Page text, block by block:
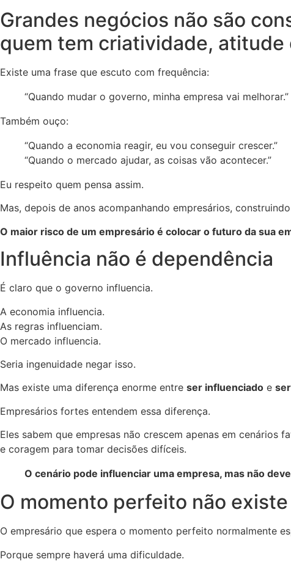
Grandes negócios não são
quem tem criatividade,
Existe uma frase que escuto com frequência:
“Quando mudar o governo, minha empresa vai melhorar.”
Também ouço:
“Quando a economia reagir, eu vou conseguir crescer.”
“Quando o mercado ajudar, as coisas vão acontecer.”
Eu respeito quem pensa assim.
Mas, depois de anos acompanhando empresários,
O maior risco de um empresário é colocar o futuro da sua
Influência não é dependência
É claro que o governo influencia.
A economia influencia.
As regras influenciam.
O mercado influencia.
Seria ingenuidade negar isso.
Mas existe uma diferença enorme entre ser influenciado e
Empresários fortes entendem essa diferença.
Eles sabem que empresas não crescem apenas em
e coragem para tomar decisões difíceis.
O cenário pode influenciar uma empresa, mas não
O momento perfeito não existe
O empresário que espera o momento perfeito normalmente
Porque sempre haverá uma dificuldade.